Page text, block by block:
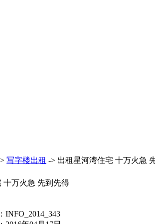
写字楼出租 -> 出租星河湾住宅 十万火急
十万火急 先到先得
INFO_2014_343